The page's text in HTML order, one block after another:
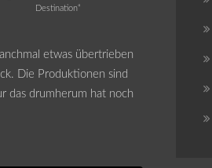
Destination“
etwas übertrieben
Die Produktionen sind
das drumherum hat noch